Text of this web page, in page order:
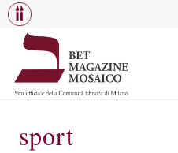
sport